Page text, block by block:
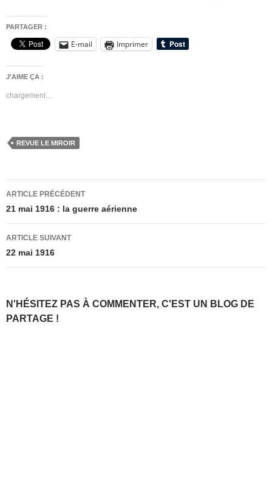
PARTAGER :
E-mail Imprimer
J’AIME ÇA :
chargement…
REVUE LE MIROIR
Navigation
des
articles
ARTICLE PRÉCÉDENT
21 mai 1916 : la guerre aérienne
ARTICLE SUIVANT
22 mai 1916
N'HÉSITEZ PAS À COMMENTER, C'EST UN BLOG DE
PARTAGE !